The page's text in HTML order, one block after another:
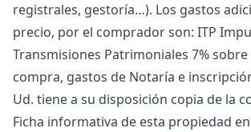
registrales, gestoría…). Los gastos
precio, por el comprador son: ITP
Transmisiones Patrimoniales 7%
compra, gastos de Notaría e
Ud. tiene a su disposición copia de la
Ficha informativa de esta propiedad